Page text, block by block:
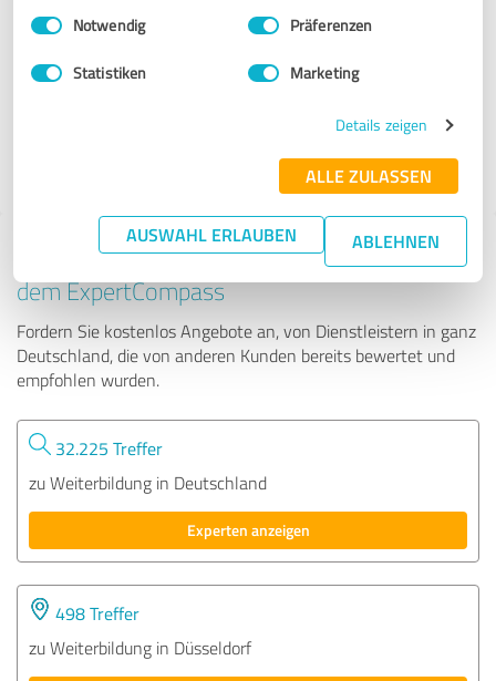
Impressum Datenschutzbestimmungen
Einwilligungsauswahl
Notwendig Präferenzen
Statistiken Marketing
Details zeigen
ALLE ZULASSEN
AUSWAHL ERLAUBEN ABLEHNEN
Ivan Galileo
Tipp: Die passenden Experten finden - mit
dem ExpertCompass
Fordern Sie kostenlos Angebote an, von Dienstleistern in ganz
Deutschland, die von anderen Kunden bereits bewertet und
empfohlen wurden.
32.225 Treffer
zu Weiterbildung in Deutschland
Experten anzeigen
498 Treffer
zu Weiterbildung in Düsseldorf